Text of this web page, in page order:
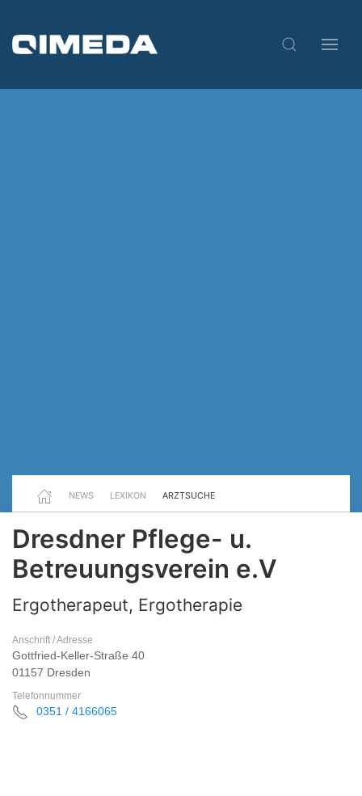
NEWS LEXIKON ARZTSUCHE
Dresdner Pflege- u.
Betreuungsverein e.V
Ergotherapeut, Ergotherapie
Anschrift / Adresse
Gottfried-Keller-Straße 40
01157 Dresden
Telefonnummer
0351 / 4166065